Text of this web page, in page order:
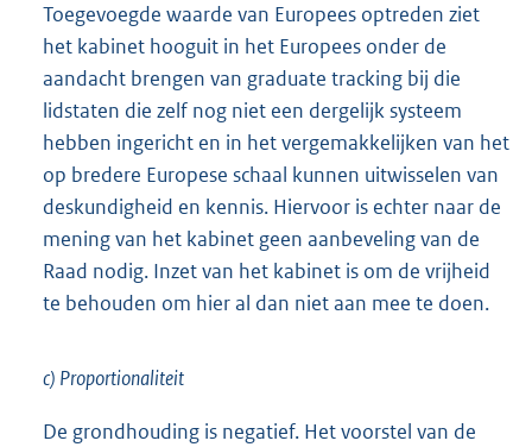
Toegevoegde waarde van Europees optreden ziet
het kabinet hooguit in het Europees onder de
aandacht brengen van graduate tracking bij die
lidstaten die zelf nog niet een dergelijk systeem
hebben ingericht en in het vergemakkelijken van het
op bredere Europese schaal kunnen uitwisselen van
deskundigheid en kennis. Hiervoor is echter naar de
mening van het kabinet geen aanbeveling van de
Raad nodig. Inzet van het kabinet is om de vrijheid
te behouden om hier al dan niet aan mee te doen.
c) Proportionaliteit
De grondhouding is negatief. Het voorstel van de